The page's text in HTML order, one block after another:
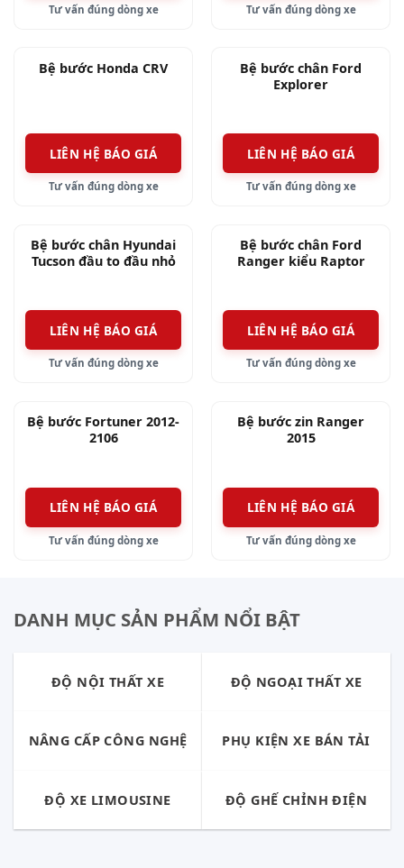
Tư vấn đúng dòng xe Tư vấn đúng dòng xe
Bệ bước Honda CRV
LIÊN HỆ BÁO GIÁ
Tư vấn đúng dòng xe
Bệ bước chân Ford
Explorer
LIÊN HỆ BÁO GIÁ
Tư vấn đúng dòng xe
Bệ bước chân Hyundai
Tucson đầu to đầu nhỏ
LIÊN HỆ BÁO GIÁ
Tư vấn đúng dòng xe
Bệ bước chân Ford
Ranger kiểu Raptor
LIÊN HỆ BÁO GIÁ
Tư vấn đúng dòng xe
Bệ bước Fortuner 2012-
2106
LIÊN HỆ BÁO GIÁ
Tư vấn đúng dòng xe
Bệ bước zin Ranger
2015
LIÊN HỆ BÁO GIÁ
Tư vấn đúng dòng xe
DANH MỤC SẢN PHẨM NỔI BẬT
ĐỘ NỘI THẤT XE ĐỘ NGOẠI THẤT XE
NÂNG CẤP CÔNG NGHỆ PHỤ KIỆN XE BÁN TẢI
ĐỘ XE LIMOUSINE ĐỘ GHẾ CHỈNH ĐIỆN